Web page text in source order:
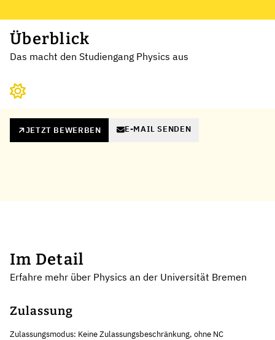
Überblick
Das macht den Studiengang Physics aus
JETZT BEWERBEN E-MAIL SENDEN
Im Detail
Erfahre mehr über Physics an der Universität Bremen
Zulassung
Zulassungsmodus: Keine Zulassungsbeschränkung, ohne NC